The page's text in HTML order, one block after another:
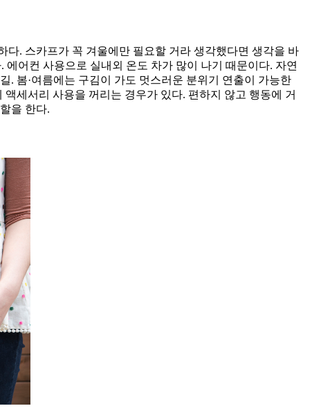
. 스카프가 꼭 겨울에만 필요할 거라 생각했다면 생각을 바
어컨 사용으로 실내외 온도 차가 많이 나기 때문이다. 자연
. 봄·여름에는 구김이 가도 멋스러운 분위기 연출이 가능한
세서리 사용을 꺼리는 경우가 있다. 편하지 않고 행동에 거
을 한다.